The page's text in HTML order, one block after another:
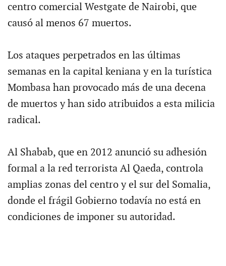
centro comercial Westgate de Nairobi, que
causó al menos 67 muertos.
Los ataques perpetrados en las últimas
semanas en la capital keniana y en la turística
Mombasa han provocado más de una decena
de muertos y han sido atribuidos a esta milicia
radical.
Al Shabab, que en 2012 anunció su adhesión
formal a la red terrorista Al Qaeda, controla
amplias zonas del centro y el sur del Somalia,
donde el frágil Gobierno todavía no está en
condiciones de imponer su autoridad.